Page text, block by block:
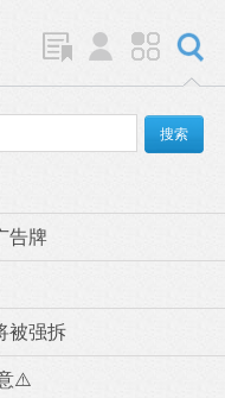
告牌
被强拆
⚠️